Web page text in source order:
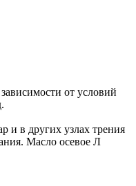
от условий
и в других узлах трения
Масло осевое Л